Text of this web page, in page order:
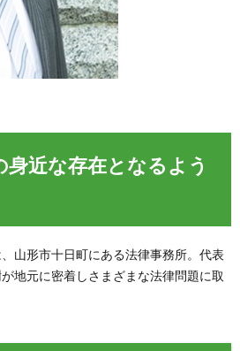
身近な存在となるよう
山形市十日町にある法律事務所。代表
地元に密着しさまざまな法律問題に取